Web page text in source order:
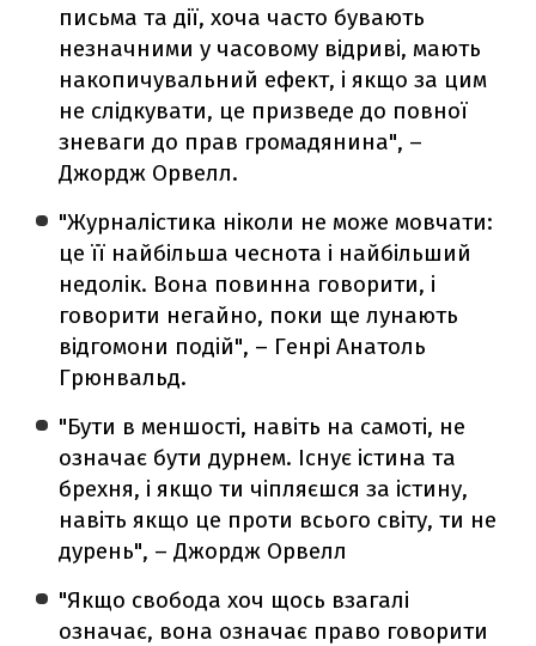
письма та дії, хоча часто бувають
незначними у часовому відриві, мають
накопичувальний ефект, і якщо за цим
не слідкувати, це призведе до повної
зневаги до прав громадянина", –
Джордж Орвелл.
"Журналістика ніколи не може мовчати:
це її найбільша чеснота і найбільший
недолік. Вона повинна говорити, і
говорити негайно, поки ще лунають
відгомони подій", – Генрі Анатоль
Грюнвальд.
"Бути в меншості, навіть на самоті, не
означає бути дурнем. Існує істина та
брехня, і якщо ти чіпляєшся за істину,
навіть якщо це проти всього світу, ти не
дурень", – Джордж Орвелл
"Якщо свобода хоч щось взагалі
означає, вона означає право говорити